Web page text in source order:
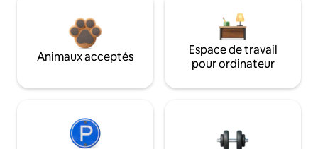
Animaux acceptés
Espace de travail
pour ordinateur